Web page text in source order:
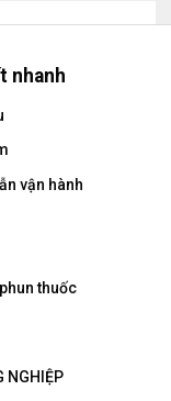
NGHIỆP
nhanh
vận hành
thuốc